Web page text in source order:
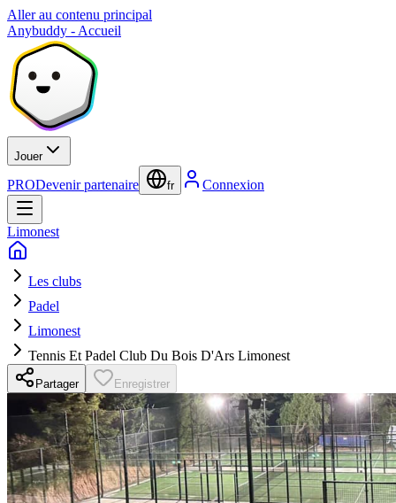
Aller au contenu principal
Anybuddy - Accueil
Jouer
PRODevenir partenaire fr Connexion
Limonest
Les clubs
Padel
Limonest
Tennis Et Padel Club Du Bois D'Ars Limonest
Partager Enregistrer